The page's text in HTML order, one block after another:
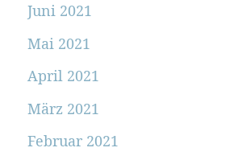
Juni 2021
Mai 2021
April 2021
März 2021
Februar 2021